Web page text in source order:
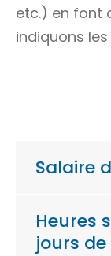
etc.) en font
indiquons
Salaire
Heures
jours de